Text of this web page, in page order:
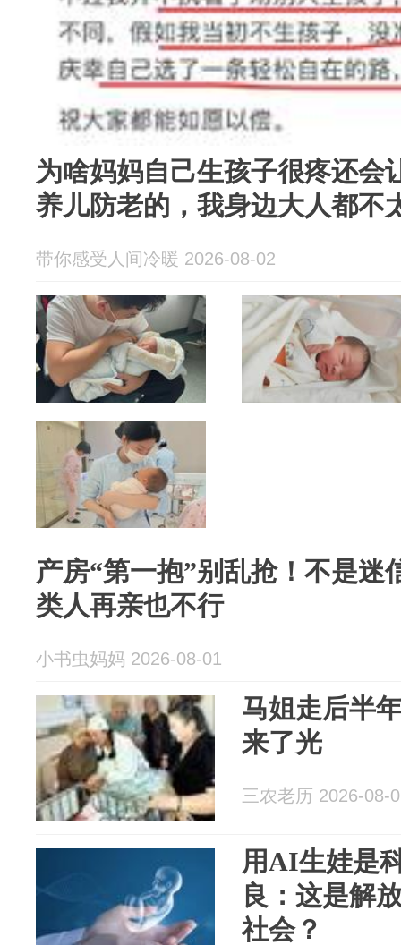
为啥妈妈自己生孩子很疼还会
养儿防老的，我身边大人都不
带你感受人间冷暖 2026-08-02
产房“第一抱”别乱抢！不是迷
类人再亲也不行
小书虫妈妈 2026-08-01
马姐走后半
来了光
三农老历 2026-08-
用AI生娃是
良：这是解
社会？